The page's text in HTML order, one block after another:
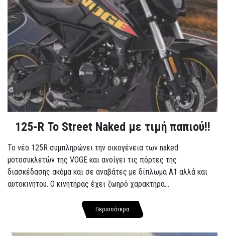
125-R Το Street Naked με τιμή παπιού!!
Το νέο 125R συμπληρώνει την οικογένεια των naked
μοτοσυκλετών της VOGE και ανοίγει τις πόρτες της
διασκέδασης ακόμα και σε αναβάτες με δίπλωμα A1 αλλά και
αυτοκινήτου. Ο κινητήρας έχει ζωηρό χαρακτήρα...
Περισσότερα